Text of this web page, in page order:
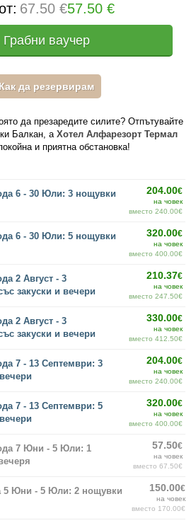
67.50 €57.50 €
Грабни ваучер
Как да резервирам
да презаредите силите? Отпътувайте
Балкан, а Хотел Алфарезорт Термал
и приятна обстановка!
6 - 30 Юли: 3 нощувки
204.00€
на човек
вместо 240.00€
6 - 30 Юли: 5 нощувки
320.00€
на човек
вместо 400.00€
2 Август - 3
закуски и вечери
210.37€
на човек
вместо 247.50€
2 Август - 3
закуски и вечери
330.00€
на човек
вместо 412.50€
7 - 13 Септември: 3
204.00€
на човек
вместо 240.00€
7 - 13 Септември: 5
320.00€
на човек
вместо 400.00€
7 Юни - 5 Юли: 1
57.50€
на човек
вместо 67.50€
5 Юни - 5 Юли: 2 нощувки
150.00€
на човек
вместо 170.00€